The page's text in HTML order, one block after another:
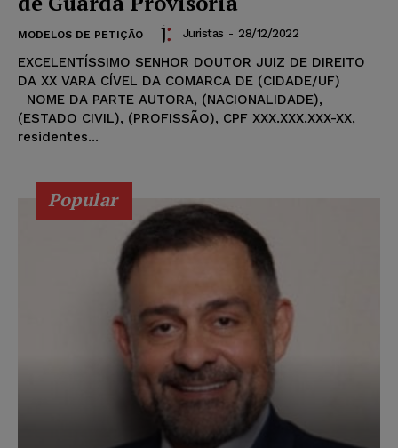
MODELOS DE PETIÇÃO Juristas - 28/12/2022
EXCELENTÍSSIMO SENHOR DOUTOR JUIZ DE DIREITO
DA XX VARA CÍVEL DA COMARCA DE (CIDADE/UF)
NOME DA PARTE AUTORA, (NACIONALIDADE),
(ESTADO CIVIL), (PROFISSÃO), CPF XXX.XXX.XXX-XX,
residentes...
Popular